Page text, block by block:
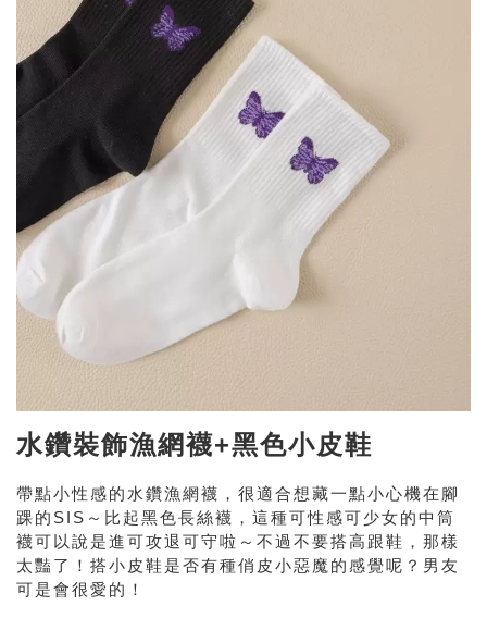
水鑽裝飾漁網襪+黑色小皮鞋
帶點小性感的水鑽漁網襪，很適合想藏一點小心機在腳
踝的SIS～比起黑色長絲襪，這種可性感可少女的中筒
襪可以說是進可攻退可守啦～不過不要搭高跟鞋，那樣
太豔了！搭小皮鞋是否有種俏皮小惡魔的感覺呢？男友
可是會很愛的！